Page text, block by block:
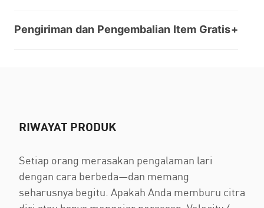
Pengiriman dan Pengembalian Item Gratis
RIWAYAT PRODUK
Setiap orang merasakan pengalaman lari
dengan cara berbeda—dan memang
seharusnya begitu. Apakah Anda memburu citra